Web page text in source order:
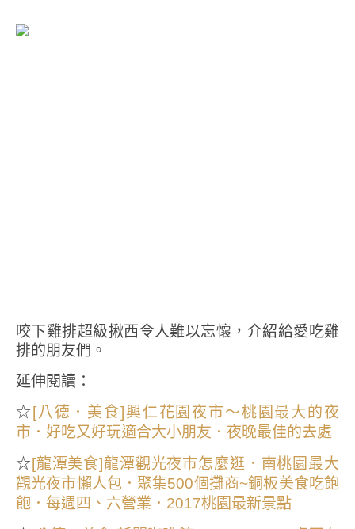
咬下雞排超級揪西令人難以忘懷，介紹給愛吃雞
排的朋友們。
延伸閱讀：
☆ [八德．美食]興仁花園夜市～桃園最大的夜
市．好吃又好玩適合大小朋友．夜晚最佳的去處
☆ [龍潭美食]龍潭觀光夜市怎麼逛．南桃園最大
觀光夜市懶人包．聚集500個攤商~銅板美食吃飽
飽．每週四、六營業．2017桃園最新景點